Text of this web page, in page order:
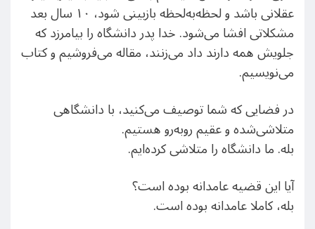
عقلانی باشد و لحظه‌به‌لحظه بازبینی شود، ١٠ سال بعد
مشکلاتی افشا می‌شود. خدا پدر دانشگاه را بیامرزد که
جلویش همه دارند داد می‌زنند، مقاله می‌فروشیم و کتاب
می‌نویسیم.
در فضایی که شما توصیف می‌کنید، با دانشگاهی
متلاشی‌شده و عقیم روبه‌رو هستیم.
بله. ما دانشگاه را متلاشی کرده‌ایم.
آیا این قضیه عامدانه بوده است؟
بله، کاملا عامدانه بوده است.